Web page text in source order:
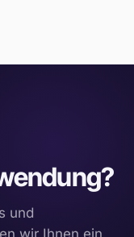
und
wir Ihnen ein